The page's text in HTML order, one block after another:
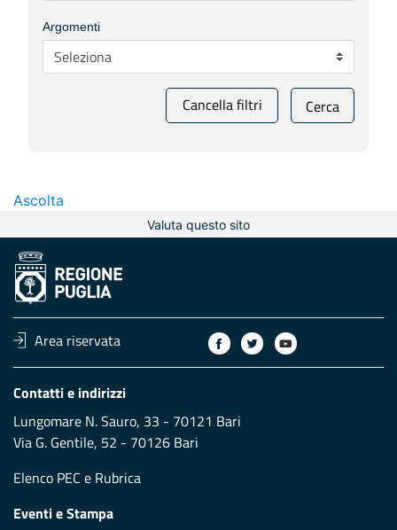
Argomenti
Cancella filtri Cerca
Ascolta
Valuta questo sito
Area riservata
Contatti e indirizzi
Lungomare N. Sauro, 33 - 70121 Bari
Via G. Gentile, 52 - 70126 Bari
Elenco PEC e Rubrica
Eventi e Stampa